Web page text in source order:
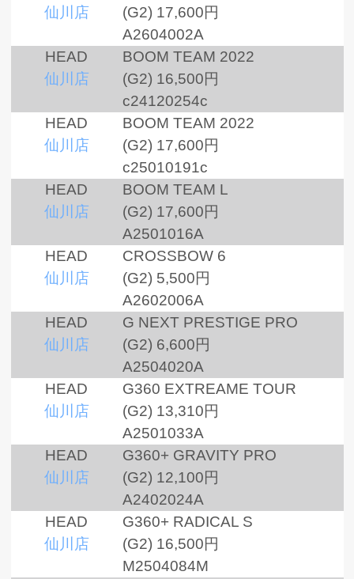
仙川店
(G2) 17,600円
A2604002A
HEAD
仙川店
BOOM TEAM 2022
(G2) 16,500円
c24120254c
HEAD
仙川店
BOOM TEAM 2022
(G2) 17,600円
c25010191c
HEAD
仙川店
BOOM TEAM L
(G2) 17,600円
A2501016A
HEAD
仙川店
CROSSBOW 6
(G2) 5,500円
A2602006A
HEAD
仙川店
G NEXT PRESTIGE PRO
(G2) 6,600円
A2504020A
HEAD
仙川店
G360 EXTREAME TOUR
(G2) 13,310円
A2501033A
HEAD
仙川店
G360+ GRAVITY PRO
(G2) 12,100円
A2402024A
HEAD
仙川店
G360+ RADICAL S
(G2) 16,500円
M2504084M